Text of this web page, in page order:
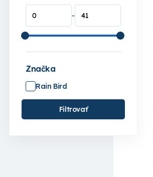
-
Značka
Rain Bird
Filtrovať